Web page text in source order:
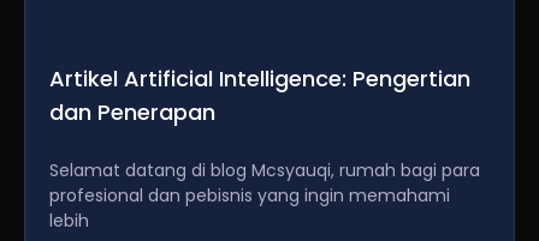
Artikel Artificial Intelligence: Pengertian
dan Penerapan
Selamat datang di blog Mcsyauqi, rumah bagi para
profesional dan pebisnis yang ingin memahami
lebih